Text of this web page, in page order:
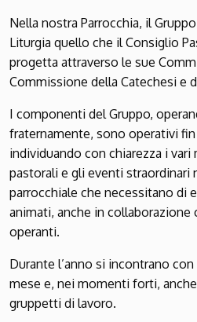
Nella nostra Parrocchia, il
Liturgia quello che il Consiglio
progetta attraverso le sue
Commissione della Catechesi e
I componenti del Gruppo,
fraternamente, sono operativi
individuando con chiarezza i
pastorali e gli eventi straordinari
parrocchiale che necessitano di
animati, anche in collaborazione
operanti.
Durante l’anno si incontrano
mese e, nei momenti forti,
gruppetti di lavoro.